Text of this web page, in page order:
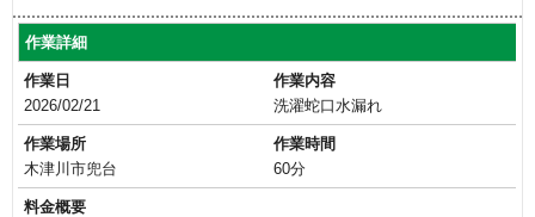
作業詳細
作業日
2026/02/21
作業内容
洗濯蛇口水漏れ
作業場所
木津川市兜台
作業時間
60分
料金概要